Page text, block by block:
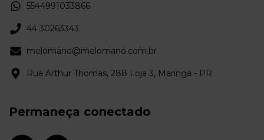
5544991033866
44 30263343
melomano@melomano.com.br
Rua Arthur Thomas, 288 Loja 3, Maringá - PR
Permaneça conectado